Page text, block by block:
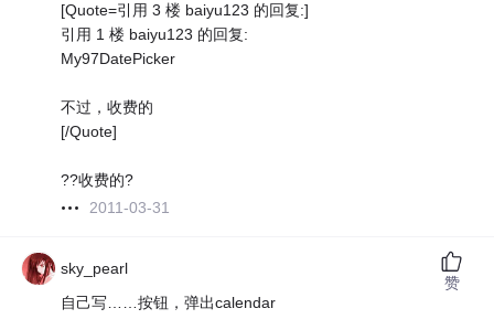
[Quote=引用 3 楼 baiyu123 的回复:]
引用 1 楼 baiyu123 的回复:
My97DatePicker
不过，收费的
[/Quote]
??收费的?
2011-03-31
sky_pearl
自己写……按钮，弹出calendar
赞